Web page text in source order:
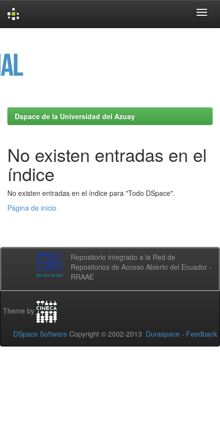
Dspace de la Universidad del Azuay
No existen entradas en el
índice
No existen entradas en el índice para "Todo DSpace".
Página de inicio
Repositorio integrado a la Red de
Repositorios de Acceso Abierto del Ecuador -
RRAAE
Theme by
DSpace Software Copyright © 2002-2013 Duraspace - Feedback